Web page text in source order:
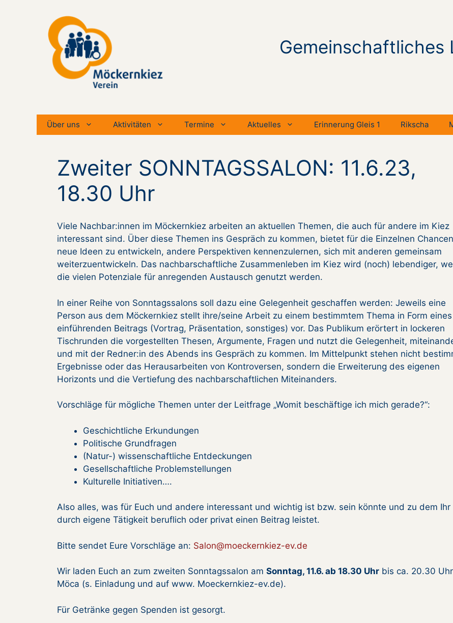
Gemeinschaftliches
Über uns Aktivitäten Termine Aktuelles Erinnerung Gleis 1 Rikscha
Zweiter SONNTAGSSALON: 11.6.23,
18.30 Uhr
Viele Nachbar:innen im Möckernkiez arbeiten an aktuellen Themen, die auch für andere im Kiez
interessant sind. Über diese Themen ins Gespräch zu kommen, bietet für die Einzelnen
neue Ideen zu entwickeln, andere Perspektiven kennenzulernen, sich mit anderen gemeinsam
weiterzuentwickeln. Das nachbarschaftliche Zusammenleben im Kiez wird (noch) lebendiger,
die vielen Potenziale für anregenden Austausch genutzt werden.
In einer Reihe von Sonntagssalons soll dazu eine Gelegenheit geschaffen werden: Jeweils eine
Person aus dem Möckernkiez stellt ihre/seine Arbeit zu einem bestimmtem Thema in Form eines
einführenden Beitrags (Vortrag, Präsentation, sonstiges) vor. Das Publikum erör­tert in lockeren
Tischrunden die vorgestellten Thesen, Argumente, Fragen und nutzt die Ge­legenheit,
und mit der Redner:in des Abends ins Gespräch zu kommen. Im Mit­telpunkt stehen nicht
Ergebnisse oder das Herausarbeiten von Kontroversen, son­dern die Erweiterung des eigenen
Horizonts und die Vertiefung des nachbarschaftlichen Mit­einanders.
Vorschläge für mögliche Themen unter der Leitfrage „Womit beschäftige ich mich gerade?“:
Geschichtliche Erkundungen
Politische Grundfragen
(Natur-) wissenschaftliche Entdeckungen
Gesellschaftliche Problemstellungen
Kulturelle Initiativen….
Also alles, was für Euch und andere interessant und wichtig ist bzw. sein könnte und zu dem Ihr
durch eigene Tätigkeit beruflich oder privat einen Beitrag leistet.
Bitte sendet Eure Vorschläge an: Salon@moeckernkiez-ev.de
Wir laden Euch an zum zweiten Sonntagssalon am Sonntag, 11.6. ab 18.30 Uhr bis ca. 20.30
Möca (s. Einladung und auf www. Moeckernkiez-ev.de).
Für Getränke gegen Spenden ist gesorgt.